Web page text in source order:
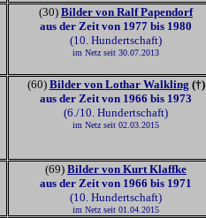
(30) Bilder von Ralf Papendorf
aus der Zeit von 1977 bis 1980
(10. Hundertschaft)
im Netz seit 30.07.2013
(60) Bilder von Lothar Walkling (†)
aus der Zeit von 1966 bis 1973
(6./10. Hundertschaft)
im Netz seit 02.03.2015
(69) Bilder von Kurt Klaffke
aus der Zeit von 1966 bis 1971
(10. Hundertschaft)
im Netz seit 01.04.2015